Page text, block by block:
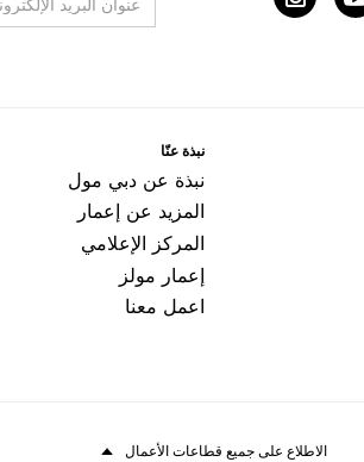
ﻧﺒﺬﺓ ﻋﻨّﺎ
ﻧﺒﺬﺓ ﻋﻦ ﺩﺑﻲ ﻣﻮﻝ
المزيد عن إعمار
اﻟﻤﺮﻛﺰ اﻹﻋﻼﻣﻲ
ﺇﻋﻤﺎﺭ ﻣﻮﻟﺰ
اﻋﻤﻞ ﻣﻌﻨﺎ
الاطلاع على جميع قطاعات الأعمال